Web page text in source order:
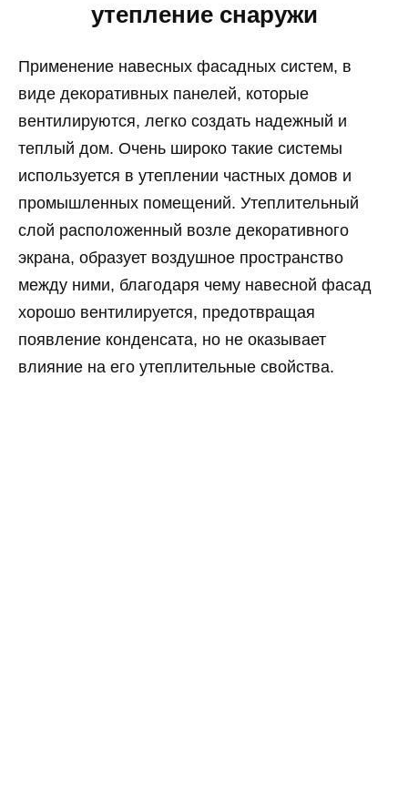
утепление снаружи
Применение навесных фасадных систем, в
виде декоративных панелей, которые
вентилируются, легко создать надежный и
теплый дом. Очень широко такие системы
используется в утеплении частных домов и
промышленных помещений. Утеплительный
слой расположенный возле декоративного
экрана, образует воздушное пространство
между ними, благодаря чему навесной фасад
хорошо вентилируется, предотвращая
появление конденсата, но не оказывает
влияние на его утеплительные свойства.